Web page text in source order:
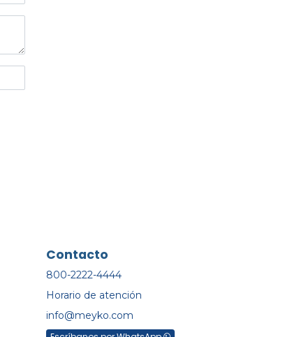
Contacto
800-2222-4444
Horario de atención
info@meyko.com